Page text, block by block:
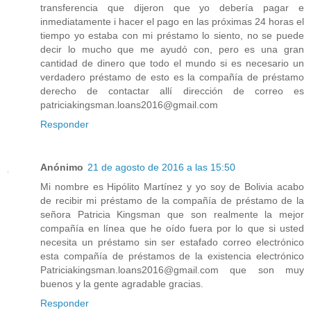
transferencia que dijeron que yo debería pagar e
inmediatamente i hacer el pago en las próximas 24 horas el
tiempo yo estaba con mi préstamo lo siento, no se puede
decir lo mucho que me ayudó con, pero es una gran
cantidad de dinero que todo el mundo si es necesario un
verdadero préstamo de esto es la compañía de préstamo
derecho de contactar allí dirección de correo es
patriciakingsman.loans2016@gmail.com
Responder
Anónimo 21 de agosto de 2016 a las 15:50
Mi nombre es Hipólito Martínez y yo soy de Bolivia acabo
de recibir mi préstamo de la compañía de préstamo de la
señora Patricia Kingsman que son realmente la mejor
compañía en línea que he oído fuera por lo que si usted
necesita un préstamo sin ser estafado correo electrónico
esta compañía de préstamos de la existencia electrónico
Patriciakingsman.loans2016@gmail.com que son muy
buenos y la gente agradable gracias.
Responder